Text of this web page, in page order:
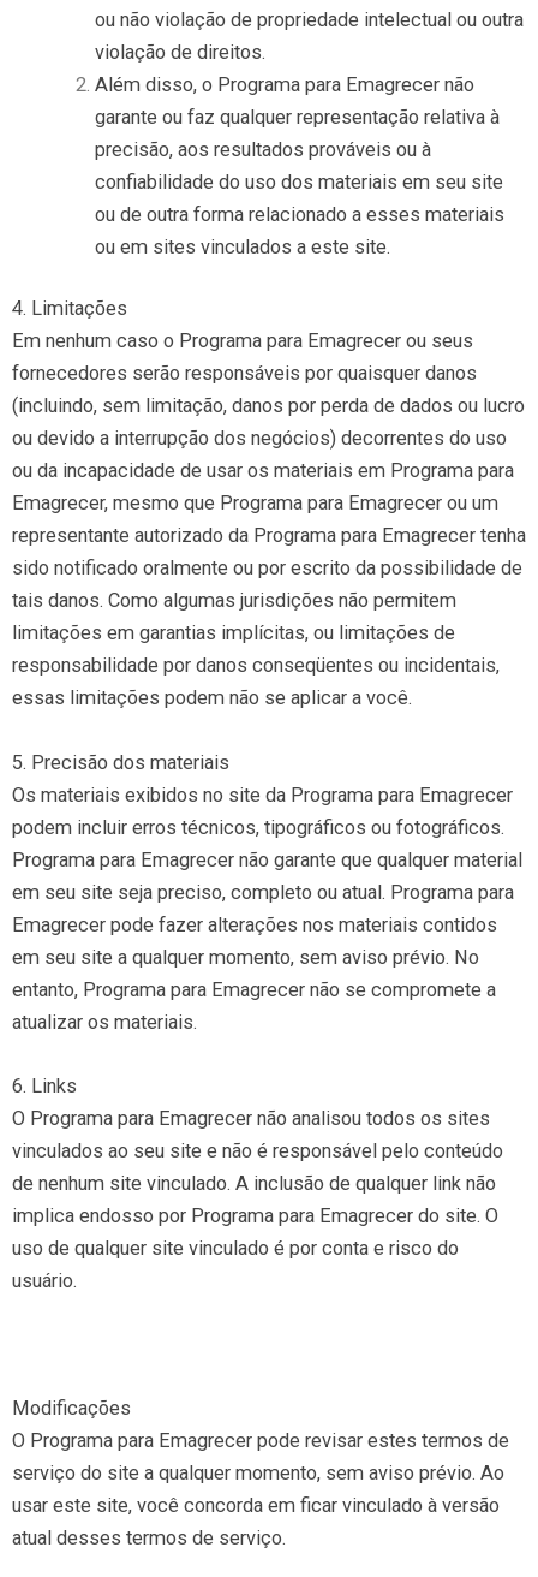
ou não violação de propriedade intelectual ou outra
violação de direitos.
Além disso, o Programa para Emagrecer não
garante ou faz qualquer representação relativa à
precisão, aos resultados prováveis ​​ou à
confiabilidade do uso dos materiais em seu site
ou de outra forma relacionado a esses materiais
ou em sites vinculados a este site.
4. Limitações
Em nenhum caso o Programa para Emagrecer ou seus
fornecedores serão responsáveis ​​por quaisquer danos
(incluindo, sem limitação, danos por perda de dados ou lucro
ou devido a interrupção dos negócios) decorrentes do uso
ou da incapacidade de usar os materiais em Programa para
Emagrecer, mesmo que Programa para Emagrecer ou um
representante autorizado da Programa para Emagrecer tenha
sido notificado oralmente ou por escrito da possibilidade de
tais danos. Como algumas jurisdições não permitem
limitações em garantias implícitas, ou limitações de
responsabilidade por danos conseqüentes ou incidentais,
essas limitações podem não se aplicar a você.
5. Precisão dos materiais
Os materiais exibidos no site da Programa para Emagrecer
podem incluir erros técnicos, tipográficos ou fotográficos.
Programa para Emagrecer não garante que qualquer material
em seu site seja preciso, completo ou atual. Programa para
Emagrecer pode fazer alterações nos materiais contidos
em seu site a qualquer momento, sem aviso prévio. No
entanto, Programa para Emagrecer não se compromete a
atualizar os materiais.
6. Links
O Programa para Emagrecer não analisou todos os sites
vinculados ao seu site e não é responsável pelo conteúdo
de nenhum site vinculado. A inclusão de qualquer link não
implica endosso por Programa para Emagrecer do site. O
uso de qualquer site vinculado é por conta e risco do
usuário.
Modificações
O Programa para Emagrecer pode revisar estes termos de
serviço do site a qualquer momento, sem aviso prévio. Ao
usar este site, você concorda em ficar vinculado à versão
atual desses termos de serviço.